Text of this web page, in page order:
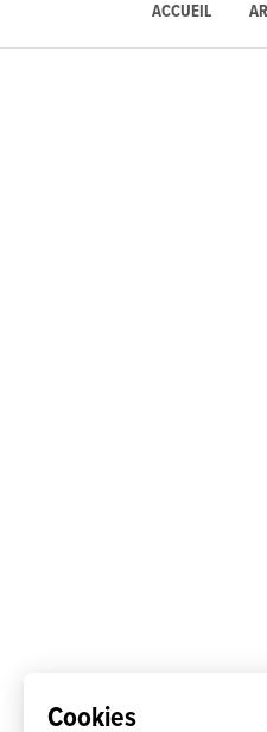
Cookies
ACCUEIL